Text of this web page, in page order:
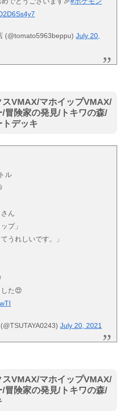
(@tomato5963beppu)July 20,
スVMAX/マホイップVMAX/
冒険家の発見/トキワの森/
トデッキ
ル
ん
プ」
うれしいです。」
た😍
July 20, 2021
スVMAX/マホイップVMAX/
冒険家の発見/トキワの森/